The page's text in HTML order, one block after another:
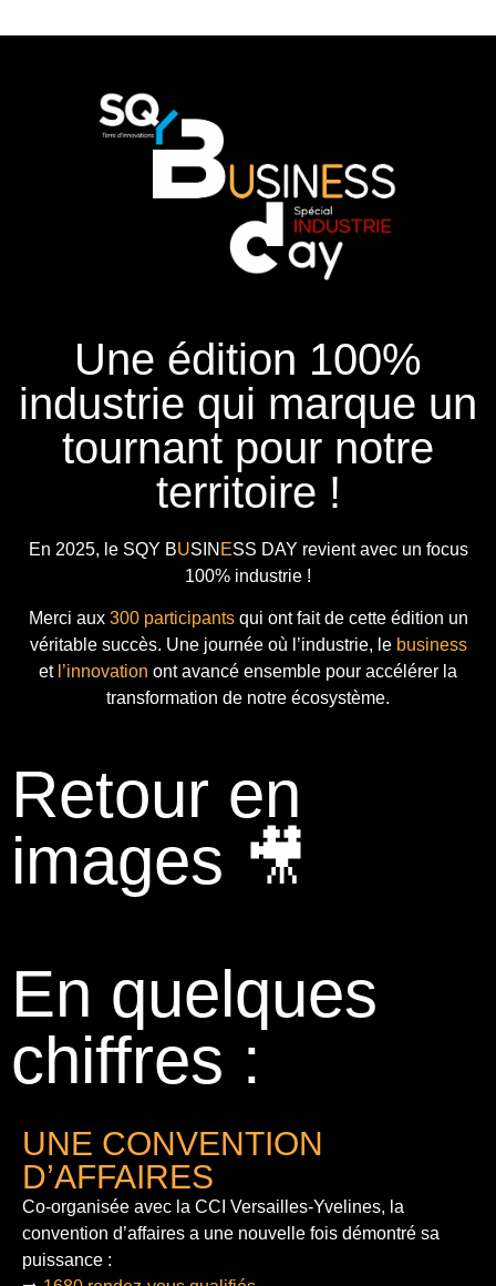
Une édition 100%
industrie qui marque un
tournant pour notre
territoire !
En 2025, le SQY BUSIN ESS DAY revient avec un focus
100% industrie !
Merci aux 300 participantsqui ont fait de cette édition un
véritable succès. Une journée où l’industrie, le business
et l’innovation ont avancé ensemble pour accélérer la
transformation de notre écosystème.
Retour en
images 🎥
En quelques
chiffres :
UNE CONVENTION
D’AFFAIRES
Co-organisée avec la CCI Versailles-Yvelines, la
convention d’affaires a une nouvelle fois démontré sa
puissance :